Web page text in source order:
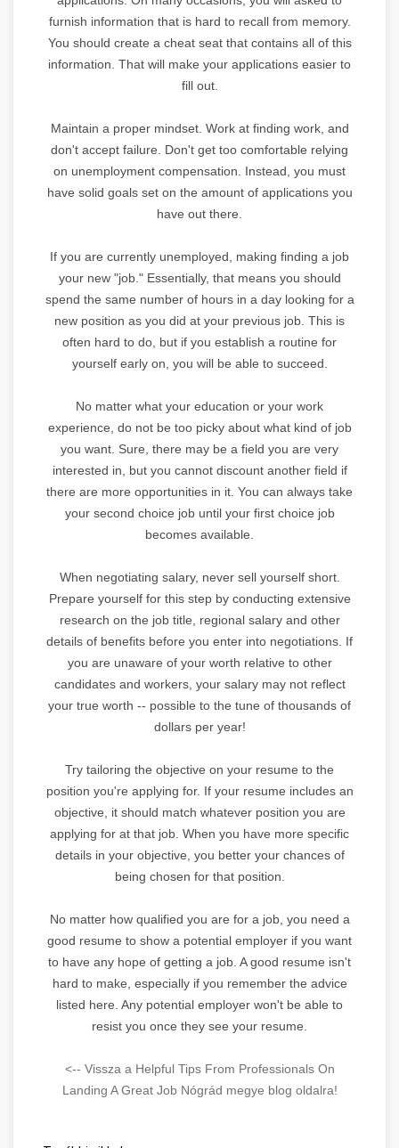
furnish information that is hard to recall from memory.
You should create a cheat seat that contains all of this
information. That will make your applications easier to
fill out.
Maintain a proper mindset. Work at finding work, and
don't accept failure. Don't get too comfortable relying
on unemployment compensation. Instead, you must
have solid goals set on the amount of applications you
have out there.
If you are currently unemployed, making finding a job
your new "job." Essentially, that means you should
spend the same number of hours in a day looking for a
new position as you did at your previous job. This is
often hard to do, but if you establish a routine for
yourself early on, you will be able to succeed.
No matter what your education or your work
experience, do not be too picky about what kind of job
you want. Sure, there may be a field you are very
interested in, but you cannot discount another field if
there are more opportunities in it. You can always take
your second choice job until your first choice job
becomes available.
When negotiating salary, never sell yourself short.
Prepare yourself for this step by conducting extensive
research on the job title, regional salary and other
details of benefits before you enter into negotiations. If
you are unaware of your worth relative to other
candidates and workers, your salary may not reflect
your true worth -- possible to the tune of thousands of
dollars per year!
Try tailoring the objective on your resume to the
position you're applying for. If your resume includes an
objective, it should match whatever position you are
applying for at that job. When you have more specific
details in your objective, you better your chances of
being chosen for that position.
No matter how qualified you are for a job, you need a
good resume to show a potential employer if you want
to have any hope of getting a job. A good resume isn't
hard to make, especially if you remember the advice
listed here. Any potential employer won't be able to
resist you once they see your resume.
<-- Vissza a Helpful Tips From Professionals On
Landing A Great Job Nógrád megye blog oldalra!